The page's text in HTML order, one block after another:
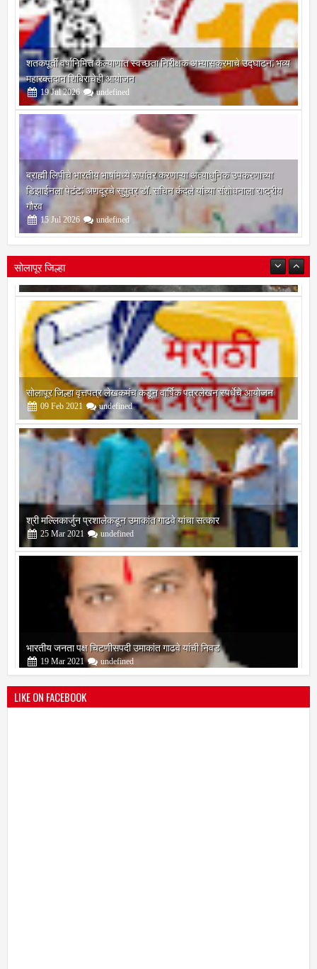
शतकपूर्ती वर्षानिमित्त कल्याणात स्वच्छता निरीक्षक अभ्यासक्रमाचे उद्घाटन; भव्य
महारक्तदान शिबिराचेही आयोजन
19 Jul 2026 undefined
ब्राह्मी लिपीचे भारतीय भाषांमध्ये रूपांतर करणाऱ्या अत्याधुनिक उपकरणाच्या
डिझाईनला पेटंट; अणदूरचे सुपुत्र डॉ. सचिन कंदले यांच्या संशोधनाला राष्ट्रीय
गौरव
Jul 2026
सोलापूर जिल्हा
सोलापूर जिल्हा वृत्तपत्र लेखकमंच कडून वार्षिक पत्रलेखन स्पर्धेचे आयोजन
09 Feb 2021 undefined
श्री मल्लिकार्जुन प्रशालेकडून उमाकांत गाढवे यांचा सत्कार
25 Mar 2021 undefined
भारतीय जनता पक्ष चिटणीसपदी उमाकांत गाढवे यांची निवड
19 Mar 2021 undefined
LIKE ON FACEBOOK